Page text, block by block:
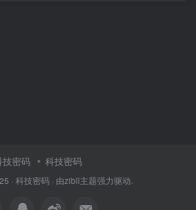
技密码 科技密码
· 科技密码 · 由zibll主题强力驱动.